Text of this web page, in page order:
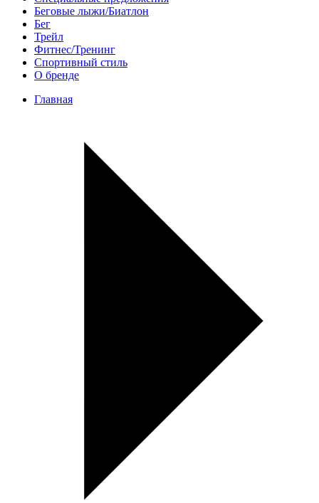
Беговые лыжи/Биатлон
Бег
Трейл
Фитнес/Тренинг
Спортивный стиль
О бренде
Главная